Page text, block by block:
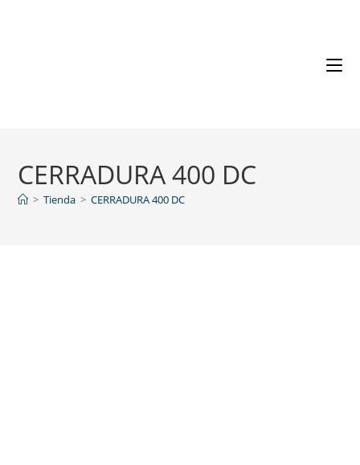
CERRADURA 400 DC
> Tienda > CERRADURA 400 DC